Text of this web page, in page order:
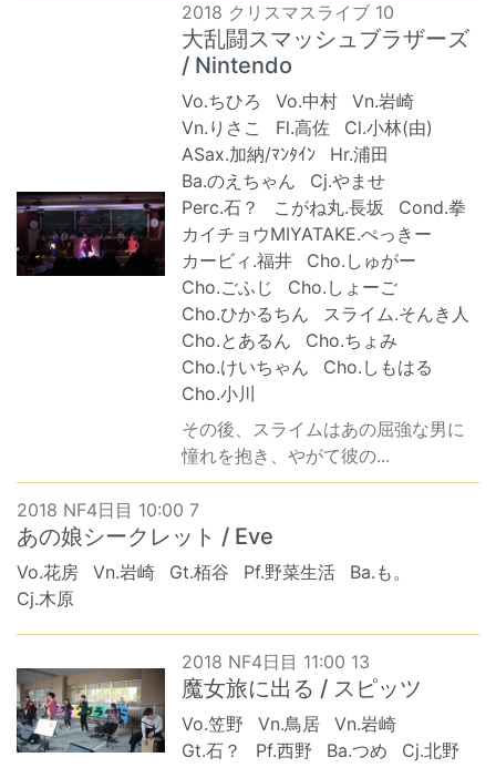
2018 クリスマスライブ 10
大乱闘スマッシュブラザーズ
/ Nintendo
Vo.ちひろ Vo.中村
Vn.岩崎
Vn.りさこ
Fl.高佐
Cl.小林(由)
ASax.加納/ﾏﾝﾀｲﾝ
Hr.浦田
Ba.のえちゃん
Cj.やませ
Perc.石？
こがね丸.長坂
Cond.拳
カイチョウMIYATAKE.ぺっきー
カービィ.福井
Cho.しゅがー
Cho.ごふじ
Cho.しょーご
Cho.ひかるちん
スライム.そんき人
Cho.とあるん
Cho.ちょみ
Cho.けいちゃん
Cho.しもはる
Cho.小川
その後、スライムはあの屈強な男に
憧れを抱き、やがて彼の...
2018 NF4日目 10:00 7
あの娘シークレット / Eve
Vo.花房 Vn.岩崎 Gt.栢谷 Pf.野菜生活
Ba.も。
Cj.木原
2018 NF4日目 11:00 13
魔女旅に出る / スピッツ
Vo.笠野 Vn.鳥居
Vn.岩崎
Gt.石？
Pf.西野 Ba.つめ Cj.北野